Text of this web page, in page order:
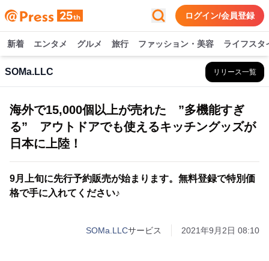
ログイン/会員登録
新着 エンタメ グルメ 旅行 ファッション・美容 ライフスタ
SOMa.LLC リリース一覧
海外で15,000個以上が売れた ”多機能すぎ
る” アウトドアでも使えるキッチングッズが
日本に上陸！
9月上旬に先行予約販売が始まります。無料登録で特別価
格で手に入れてください♪
SOMa.LLCサービス 2021年9月2日 08:10